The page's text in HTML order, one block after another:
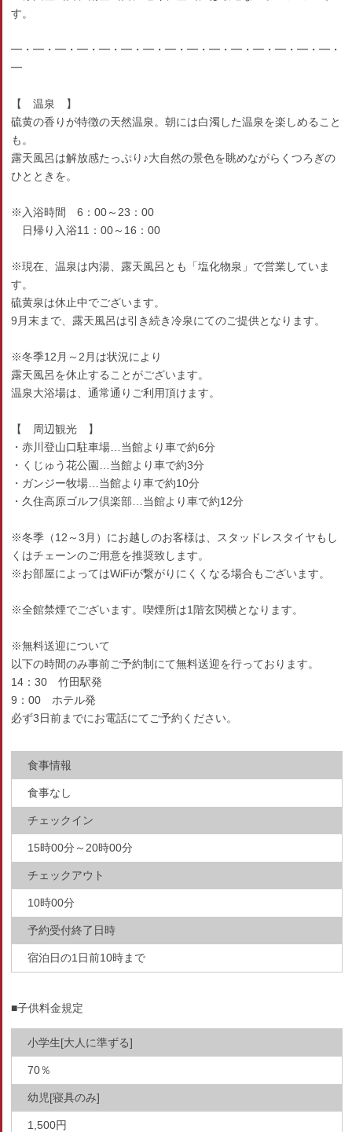
す。
━・━・━・━・━・━・━・━・━・━・━・━・━・━・━・
━
【 温泉 】
硫黄の香りが特徴の天然温泉。朝には白濁した温泉を楽しめること
も。
露天風呂は解放感たっぷり♪大自然の景色を眺めながらくつろぎの
ひとときを。
※入浴時間 6：00～23：00
日帰り入浴11：00～16：00
※現在、温泉は内湯、露天風呂とも「塩化物泉」で営業していま
す。
硫黄泉は休止中でございます。
9月末まで、露天風呂は引き続き冷泉にてのご提供となります。
※冬季12月～2月は状況により
露天風呂を休止することがございます。
温泉大浴場は、通常通りご利用頂けます。
【 周辺観光 】
・赤川登山口駐車場…当館より車で約6分
・くじゅう花公園…当館より車で約3分
・ガンジー牧場…当館より車で約10分
・久住高原ゴルフ倶楽部…当館より車で約12分
※冬季（12～3月）にお越しのお客様は、スタッドレスタイヤもし
くはチェーンのご用意を推奨致します。
※お部屋によってはWiFiが繋がりにくくなる場合もございます。
※全館禁煙でございます。喫煙所は1階玄関横となります。
※無料送迎について
以下の時間のみ事前ご予約制にて無料送迎を行っております。
14：30 竹田駅発
9：00 ホテル発
必ず3日前までにお電話にてご予約ください。
食事情報
食事なし
チェックイン
15時00分～20時00分
チェックアウト
10時00分
予約受付終了日時
宿泊日の1日前10時まで
■子供料金規定
小学生[大人に準ずる]
70％
幼児[寝具のみ]
1,500円